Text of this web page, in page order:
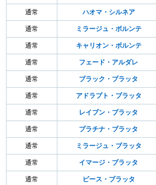
通常 ハオマ・シルネア
通常 ミラージュ・ボルンテ
通常 キャリオン・ボルンテ
通常 フェード・アルダレ
通常 ブラック・ブラッタ
通常 アドラプト・ブラッタ
通常 レイブン・ブラッタ
通常 プラチナ・ブラッタ
通常 ミラージュ・ブラッタ
通常 イマージ・ブラッタ
通常 ピース・ブラッタ